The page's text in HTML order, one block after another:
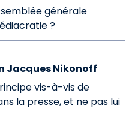
générale
?
Jacques Nikonoff
vis-à-vis de
la presse, et ne pas lui